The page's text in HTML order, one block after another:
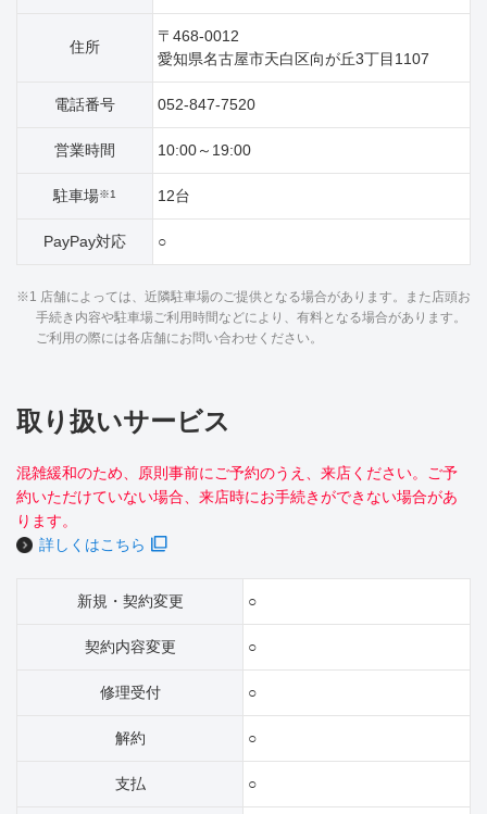
住所
〒468-0012
愛知県名古屋市天白区向が丘3丁目1107
電話番号 052-847-7520
営業時間 10:00～19:00
駐車場※1 12台
PayPay対応 ○
※1 店舗によっては、近隣駐車場のご提供となる場合があります。また店頭お
手続き内容や駐車場ご利用時間などにより、有料となる場合があります。
ご利用の際には各店舗にお問い合わせください。
取り扱いサービス
混雑緩和のため、原則事前にご予約のうえ、来店ください。ご予
約いただけていない場合、来店時にお手続きができない場合があ
ります。
詳しくはこちら
新規・契約変更 ○
契約内容変更 ○
修理受付 ○
解約 ○
支払 ○